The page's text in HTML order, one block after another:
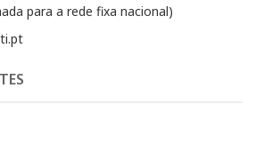
para a rede fixa nacional)